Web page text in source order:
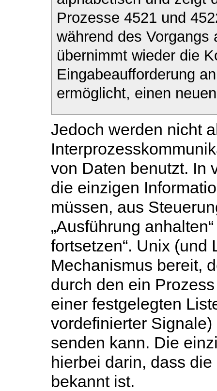
Prozesse 4521 und
während des
übernimmt wieder die
Eingabeaufforderung
ermöglicht, einen
Jedoch werden nicht
von Daten benutzt. In
die einzigen
müssen, aus
„Ausführung
fortsetzen“. Unix (und
Mechanismus bereit,
durch den ein
einer festgelegten
vordefinierter
senden kann. Die
hierbei darin, dass die
bekannt ist.